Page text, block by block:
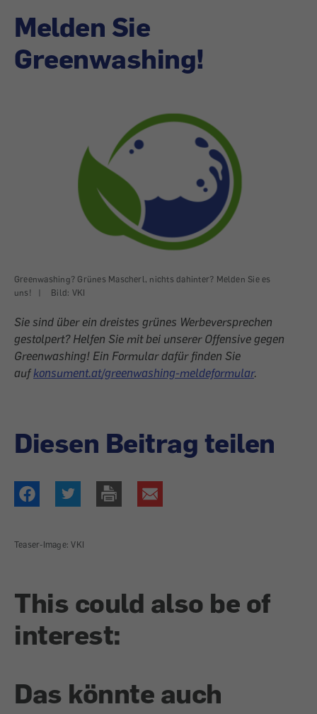
Melden Sie
Greenwashing!
Greenwashing? Grünes Mascherl, nichts dahinter? Melden Sie es
uns!
| Bild: VKI
Sie sind über ein dreistes grünes Werbe­versprechen
gestolpert? Helfen Sie mit bei unserer ­Offensive gegen
Greenwashing! Ein Formular dafür finden Sie
aufkonsument.at/greenwashing-meldeformular.
Diesen Beitrag teilen
Teaser-Image: VKI
This could also be of
interest:
Das könnte auch